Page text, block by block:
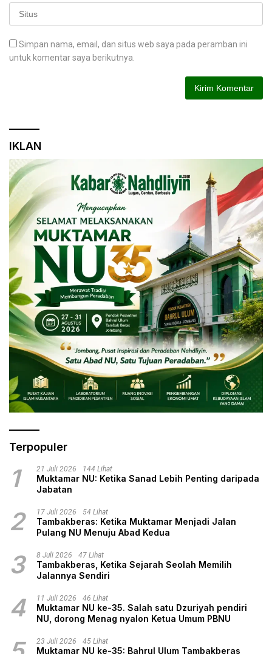
Simpan nama, email, dan situs web saya pada peramban ini
untuk komentar saya berikutnya.
IKLAN
Terpopuler
1 21 Juli 2026 144 Lihat
Muktamar NU: Ketika Sanad Lebih Penting daripada
Jabatan
2 17 Juli 2026 54 Lihat
Tambakberas: Ketika Muktamar Menjadi Jalan
Pulang NU Menuju Abad Kedua
3 8 Juli 2026 47 Lihat
Tambakberas, Ketika Sejarah Seolah Memilih
Jalannya Sendiri
4 11 Juli 2026 46 Lihat
Muktamar NU ke-35. Salah satu Dzuriyah pendiri
NU, dorong Menag nyalon Ketua Umum PBNU
23 Juli 2026 45 Lihat
Muktamar NU ke-35: Bahrul Ulum Tambakberas